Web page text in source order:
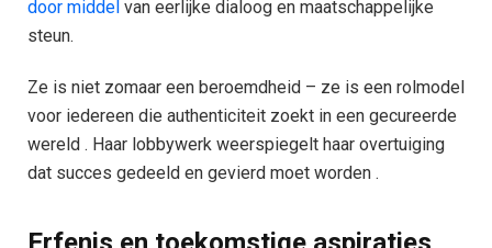
door middel van eerlijke dialoog en maatschappelijke
steun.
Ze is niet zomaar een beroemdheid – ze is een rolmodel
voor iedereen die authenticiteit zoekt in een gecureerde
wereld . Haar lobbywerk weerspiegelt haar overtuiging
dat succes gedeeld en gevierd moet worden .